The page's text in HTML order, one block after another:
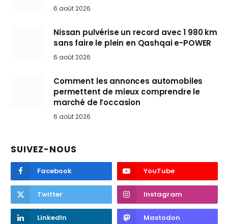
6 août 2026
Nissan pulvérise un record avec 1 980 km
sans faire le plein en Qashqai e-POWER
6 août 2026
Comment les annonces automobiles
permettent de mieux comprendre le
marché de l’occasion
6 août 2026
SUIVEZ-NOUS
Facebook YouTube
Twitter Instagram
LinkedIn Mastodon